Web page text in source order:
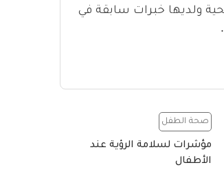
ولديها خبرات سابقة في
صحة الطفل
مؤشرات لسلامة الرؤية عند
الأطفال